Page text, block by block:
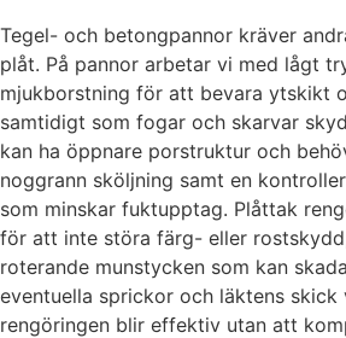
Tegel- och betongpannor kräver
plåt. På pannor arbetar vi med lågt
mjukborstning för att bevara ytskikt
samtidigt som fogar och skarvar
kan ha öppnare porstruktur och
noggrann sköljning samt en
som minskar fuktupptag. Plåttak
för att inte störa färg- eller
roterande munstycken som kan
eventuella sprickor och läktens skick
rengöringen blir effektiv utan att